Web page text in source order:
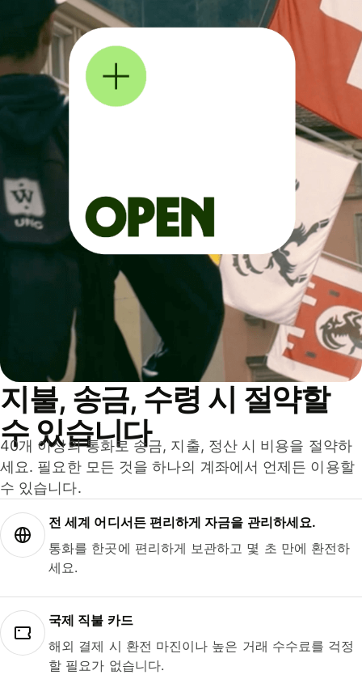
지불, 송금, 수령 시 절약할
수 있습니다
40개 이상의 통화로 송금, 지출, 정산 시 비용을 절약하
세요. 필요한 모든 것을 하나의 계좌에서 언제든 이용할
수 있습니다.
전 세계 어디서든 편리하게 자금을 관리하세요.
통화를 한곳에 편리하게 보관하고 몇 초 만에 환전하
세요.
국제 직불 카드
해외 결제 시 환전 마진이나 높은 거래 수수료를 걱정
할 필요가 없습니다.